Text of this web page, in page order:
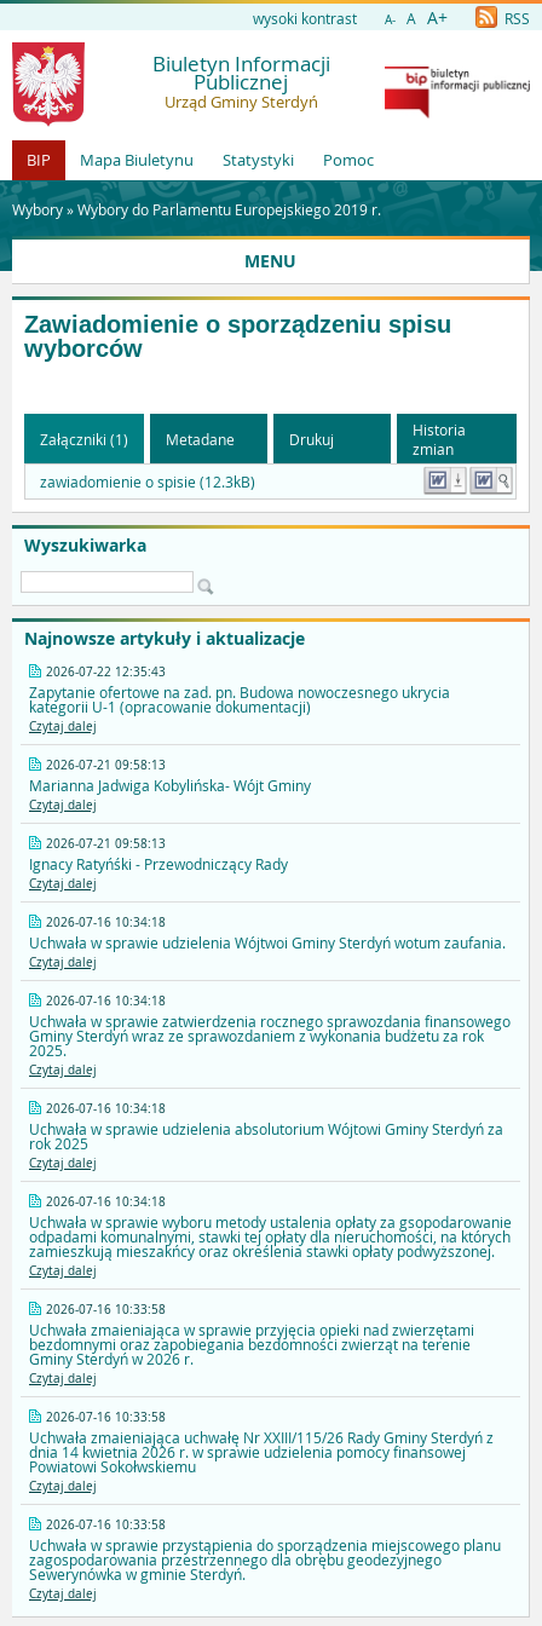
wysoki kontrast A- A A+ RSS
Biuletyn Informacji
Publicznej
Urząd Gminy Sterdyń
BIP Mapa Biuletynu Statystyki Pomoc
Wybory »Wybory do Parlamentu Europejskiego 2019 r.
MENU
Wyszukiwarka
Najnowsze artykuły i aktualizacje
2026-07-22 12:35:43
Zapytanie ofertowe na zad. pn. Budowa nowoczesnego ukrycia
kategorii U-1 (opracowanie dokumentacji)
Czytaj dalej
2026-07-21 09:58:13
Marianna Jadwiga Kobylińska- Wójt Gminy
Czytaj dalej
2026-07-21 09:58:13
Ignacy Ratyńśki - Przewodniczący Rady
Czytaj dalej
2026-07-16 10:34:18
Uchwała w sprawie udzielenia Wójtwoi Gminy Sterdyń wotum zaufania.
Czytaj dalej
2026-07-16 10:34:18
Uchwała w sprawie zatwierdzenia rocznego sprawozdania finansowego
Gminy Sterdyń wraz ze sprawozdaniem z wykonania budżetu za rok
2025.
Czytaj dalej
2026-07-16 10:34:18
Uchwała w sprawie udzielenia absolutorium Wójtowi Gminy Sterdyń za
rok 2025
Czytaj dalej
2026-07-16 10:34:18
Uchwała w sprawie wyboru metody ustalenia opłaty za gsopodarowanie
odpadami komunalnymi, stawki tej opłaty dla nieruchomości, na których
zamieszkują mieszakńcy oraz określenia stawki opłaty podwyższonej.
Czytaj dalej
2026-07-16 10:33:58
Uchwała zmaieniająca w sprawie przyjęcia opieki nad zwierzętami
bezdomnymi oraz zapobiegania bezdomności zwierząt na terenie
Gminy Sterdyń w 2026 r.
Czytaj dalej
2026-07-16 10:33:58
Uchwała zmaieniająca uchwałę Nr XXIII/115/26 Rady Gminy Sterdyń z
dnia 14 kwietnia 2026 r. w sprawie udzielenia pomocy finansowej
Powiatowi Sokołwskiemu
Czytaj dalej
2026-07-16 10:33:58
Uchwała w sprawie przystąpienia do sporządzenia miejscowego planu
zagospodarowania przestrzennego dla obrębu geodezyjnego
Sewerynówka w gminie Sterdyń.
Czytaj dalej
Zawiadomienie o sporządzeniu spisu
wyborców
Załączniki (1) Metadane Drukuj
Historia
zmian
zawiadomienie o spisie (12.3kB)